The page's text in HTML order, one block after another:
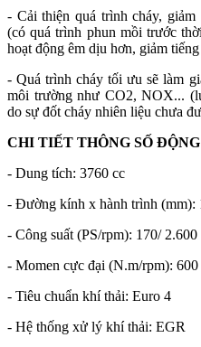
- Cải thiện quá trình cháy,
(có quá trình phun mồi trước
hoạt động êm dịu hơn, giảm
- Quá trình cháy tối ưu sẽ làm
môi trường như CO2, NOX...
do sự đốt cháy nhiên liệu chưa
CHI TIẾT THÔNG SỐ
- Dung tích: 3760 cc
- Đường kính x hành trình (mm):
- Công suất (PS/rpm): 170/ 2.600
- Momen cực đại (N.m/rpm):
- Tiêu chuẩn khí thải: Euro 4
- Hệ thống xử lý khí thải: EGR